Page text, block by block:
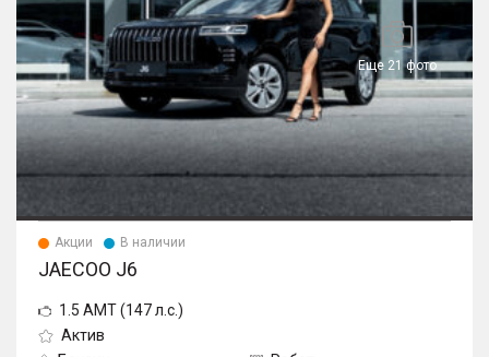
Еще 21 фото
Акции В наличии
JAECOO J6
1.5 AMT (147 л.с.)
Актив